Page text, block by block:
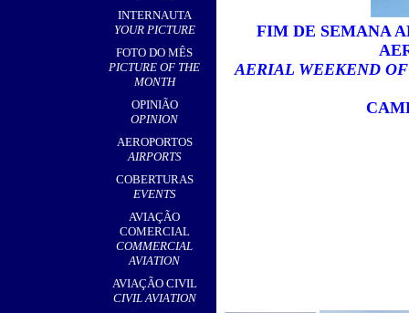
INTERNAUTA
YOUR PICTURE
FOTO DO MÊS
PICTURE OF THE
MONTH
OPINIÃO
OPINION
AEROPORTOS
AIRPORTS
,
COBERTURAS
EVENTS
AVIAÇÃO
COMERCIAL
COMMERCIAL
AVIATION
AVIAÇÃO CIVIL
CIVIL AVIATION
FIM DE SEMANA
AERIAL WEEKEND